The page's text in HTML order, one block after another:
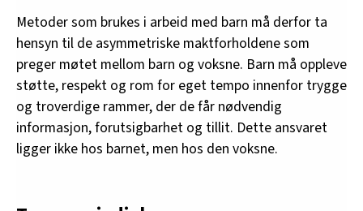
Metoder som brukes i arbeid med barn må derfor ta
hensyn til de asymmetriske maktforholdene som
preger møtet mellom barn og voksne. Barn må oppleve
støtte, respekt og rom for eget tempo innenfor trygge
og troverdige rammer, der de får nødvendig
informasjon, forutsigbarhet og tillit. Dette ansvaret
ligger ikke hos barnet, men hos den voksne.